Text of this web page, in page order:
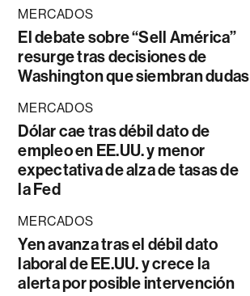
MERCADOS
El debate sobre “Sell América”
resurge tras decisiones de
Washington que siembran dudas
MERCADOS
Dólar cae tras débil dato de
empleo en EE.UU. y menor
expectativa de alza de tasas de
la Fed
MERCADOS
Yen avanza tras el débil dato
laboral de EE.UU. y crece la
alerta por posible intervención